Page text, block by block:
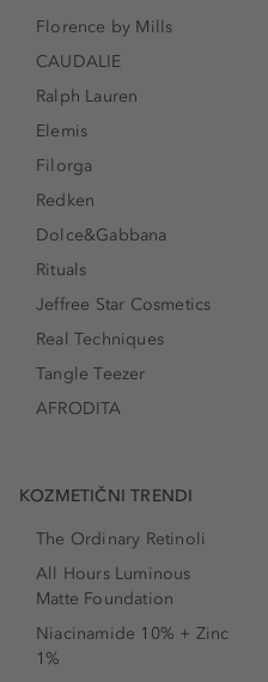
Florence by Mills
CAUDALIE
Ralph Lauren
Elemis
Filorga
Redken
Dolce&Gabbana
Rituals
Jeffree Star Cosmetics
Real Techniques
Tangle Teezer
AFRODITA
KOZMETIČNI TRENDI
The Ordinary Retinoli
All Hours Luminous
Matte Foundation
Niacinamide 10% + Zinc
1%